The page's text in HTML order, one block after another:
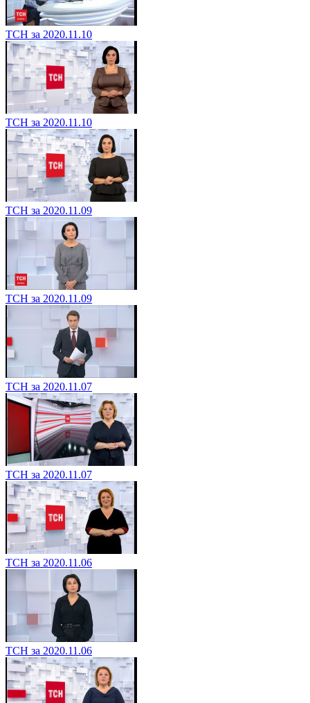
ТСН за 2020.11.10
ТСН за 2020.11.10
ТСН за 2020.11.09
ТСН за 2020.11.09
ТСН за 2020.11.07
ТСН за 2020.11.07
ТСН за 2020.11.06
ТСН за 2020.11.06